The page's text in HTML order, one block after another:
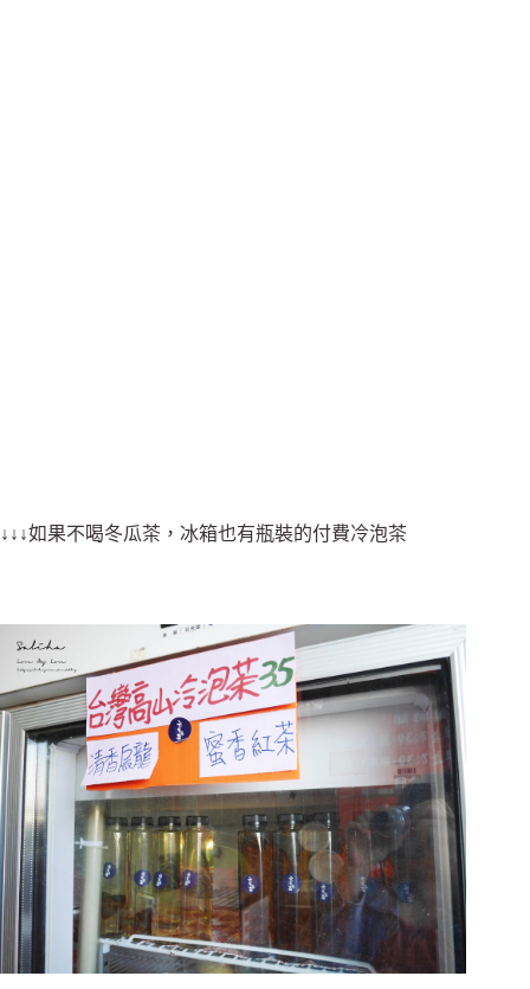
↓↓↓如果不喝冬瓜茶，冰箱也有瓶裝的付費冷泡茶